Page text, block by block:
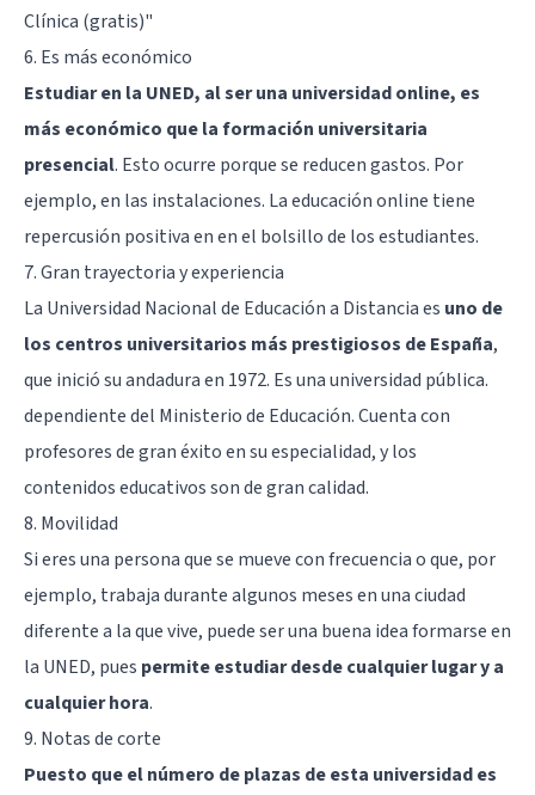
Clínica (gratis)"
6. Es más económico
Estudiar en la UNED, al ser una universidad online, es
más económico que la formación universitaria
presencial. Esto ocurre porque se reducen gastos. Por
ejemplo, en las instalaciones. La educación online tiene
repercusión positiva en en el bolsillo de los estudiantes.
7. Gran trayectoria y experiencia
La Universidad Nacional de Educación a Distancia es uno de
los centros universitarios más prestigiosos de España,
que inició su andadura en 1972. Es una universidad pública.
dependiente del Ministerio de Educación. Cuenta con
profesores de gran éxito en su especialidad, y los
contenidos educativos son de gran calidad.
8. Movilidad
Si eres una persona que se mueve con frecuencia o que, por
ejemplo, trabaja durante algunos meses en una ciudad
diferente a la que vive, puede ser una buena idea formarse en
la UNED, pues permite estudiar desde cualquier lugar y a
cualquier hora.
9. Notas de corte
Puesto que el número de plazas de esta universidad es